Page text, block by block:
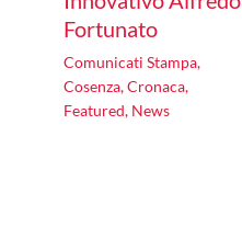
Fortunato
Comunicati Stampa,
Cosenza,Cronaca,
Featured, News